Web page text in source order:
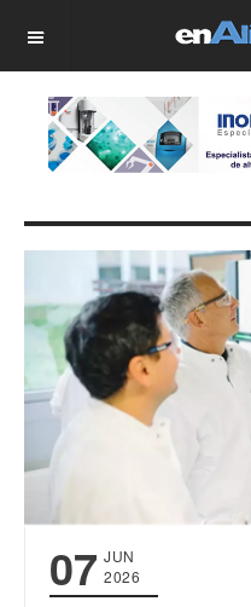
OFF CANVAS
07 JUN
2026